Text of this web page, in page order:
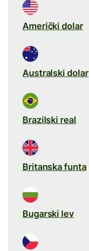
Američki dolar
Australski dolar
Brazilski real
Britanska funta
Bugarski lev